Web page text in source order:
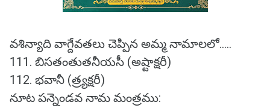
వశిన్యాది వాగ్దేవతలు చెప్పిన అమ్మ నామాలలో.....
111. బిసతంతుతనీయసీ (అష్టాక్షరీ)
112. భవానీ (త్ర్యక్షరీ)
నూట పన్నెండవ నామ మంత్రము: